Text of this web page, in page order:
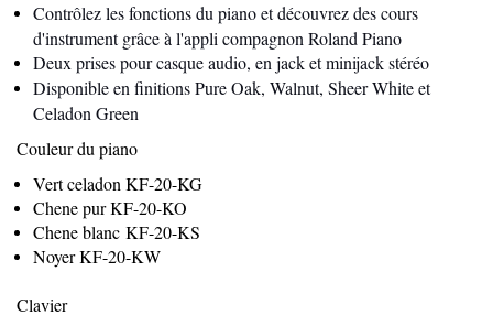
Contrôlez les fonctions du piano et découvrez des cours
d'instrument grâce à l'appli compagnon Roland Piano
Deux prises pour casque audio, en jack et minijack stéréo
Disponible en finitions Pure Oak, Walnut, Sheer White et
Celadon Green
Couleur du piano
Vert celadon KF-20-KG
Chene pur KF-20-KO
Chene blanc KF-20-KS
Noyer KF-20-KW
Clavier